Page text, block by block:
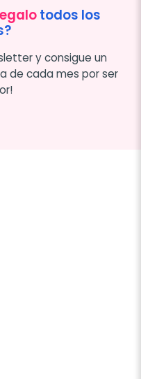
todos los
y consigue un
de cada mes por ser